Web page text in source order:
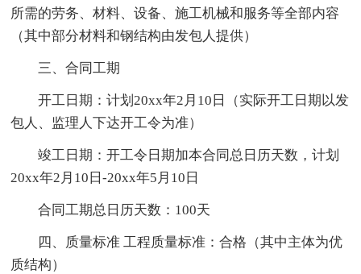
所需的劳务、材料、设备、施工机械和服务等全部内容
（其中部分材料和钢结构由发包人提供）
三、合同工期
开工日期：计划20xx年2月10日（实际开工日期以发
包人、监理人下达开工令为准）
竣工日期：开工令日期加本合同总日历天数，计划
20xx年2月10日-20xx年5月10日
合同工期总日历天数：100天
四、质量标准 工程质量标准：合格（其中主体为优
质结构）